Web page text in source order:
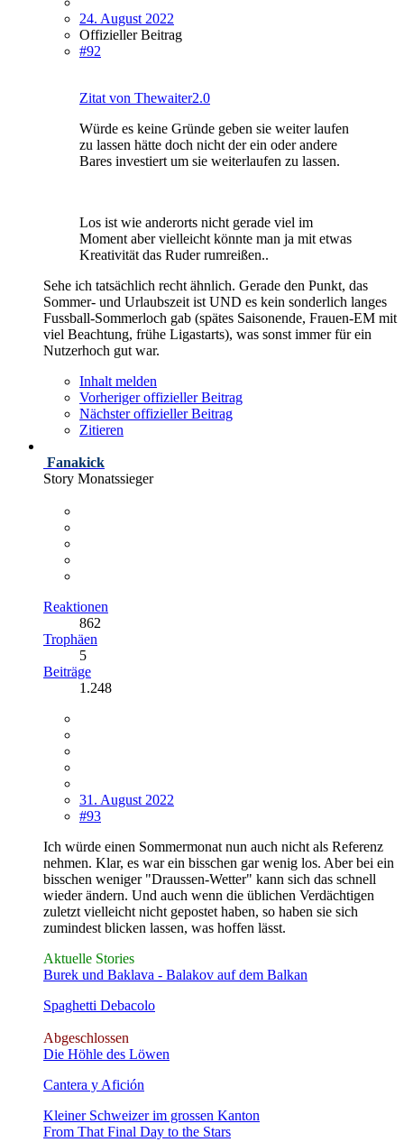
24. August 2022
Offizieller Beitrag
#92
Zitat von Thewaiter2.0
Würde es keine Gründe geben sie weiter laufen
zu lassen hätte doch nicht der ein oder andere
Bares investiert um sie weiterlaufen zu lassen.
Los ist wie anderorts nicht gerade viel im
Moment aber vielleicht könnte man ja mit etwas
Kreativität das Ruder rumreißen..
Sehe ich tatsächlich recht ähnlich. Gerade den Punkt, das
Sommer- und Urlaubszeit ist UND es kein sonderlich langes
Fussball-Sommerloch gab (spätes Saisonende, Frauen-EM mit
viel Beachtung, frühe Ligastarts), was sonst immer für ein
Nutzerhoch gut war.
Inhalt melden
Vorheriger offizieller Beitrag
Nächster offizieller Beitrag
Zitieren
Fanakick
Story Monatssieger
Reaktionen
862
Trophäen
5
Beiträge
1.248
31. August 2022
#93
Ich würde einen Sommermonat nun auch nicht als Referenz
nehmen. Klar, es war ein bisschen gar wenig los. Aber bei ein
bisschen weniger "Draussen-Wetter" kann sich das schnell
wieder ändern. Und auch wenn die üblichen Verdächtigen
zuletzt vielleicht nicht gepostet haben, so haben sie sich
zumindest blicken lassen, was hoffen lässt.
Aktuelle Stories
Burek und Baklava - Balakov auf dem Balkan
Spaghetti Debacolo
Abgeschlossen
Die Höhle des Löwen
Cantera y Afición
Kleiner Schweizer im grossen Kanton
From That Final Day to the Stars